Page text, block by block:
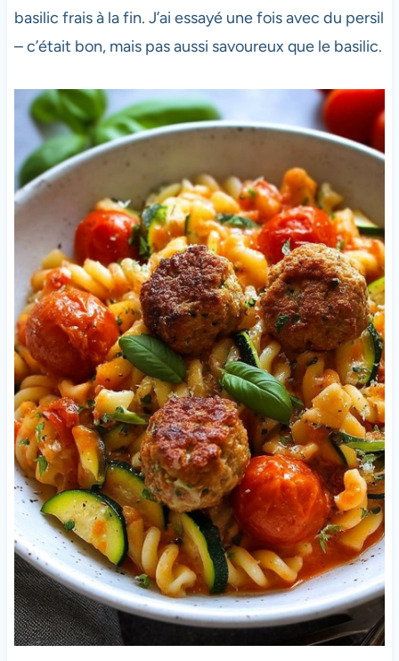
basilic frais à la fin. J’ai essayé une fois avec du persil
– c’était bon, mais pas aussi savoureux que le basilic.